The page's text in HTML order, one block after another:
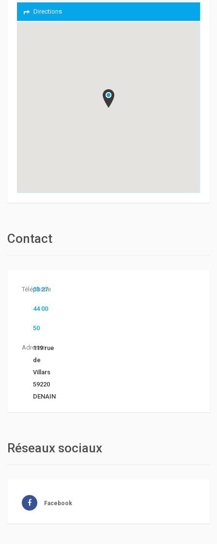
Directions
Contact
Téléphone
03 27
44 00
50
Adresse
119 rue
de
Villars
59220
DENAIN
Réseaux sociaux
Facebook